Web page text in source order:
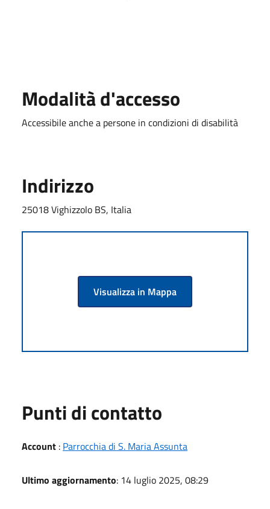
Modalità d'accesso
Accessibile anche a persone in condizioni di disabilità
Indirizzo
25018 Vighizzolo BS, Italia
Visualizza in Mappa
Punti di contatto
Account : Parrocchia di S. Maria Assunta
Ultimo aggiornamento: 14 luglio 2025, 08:29